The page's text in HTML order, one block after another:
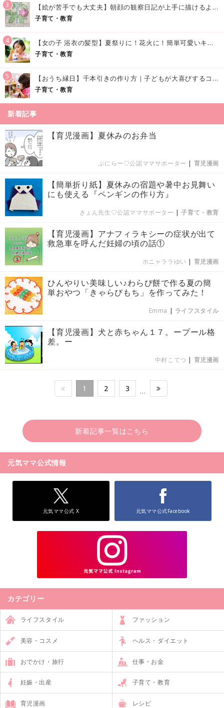
3 【絵が苦手でも大丈夫】朝顔の観察日記が上手に描けるようになる方法｜イラスト付き
子育て・教育
4 【女の子 浴衣の髪型】夏祭りに！花火に！簡単可愛いキッズの浴衣ヘアアレンジまとめ
子育て・教育
5 【おうち縁日】千本引きの作り方｜子どもが大喜びするコツやアイデア♪
子育て・教育
新着記事
【育児漫画】夏休みのお弁当
ぷにらー♡公認ママサポーター | 育児漫画
【簡単折り紙】夏休みの宿題や暑中お見舞い
にも使える『ペンギンの作り方』
きょん先生♡公認ママサポーター |子育て・教育
【育児漫画】アナフィラキシーの症状が出て
救急車を呼んだ妊婦の頃の話①
ホニャララゆい | 育児漫画
ひんやりい美味しい♪わらび餅で作る夏の簡
単おやつ「きゃらびもち」を作ってみた！
Emma | ライフスタイル
【育児漫画】犬と赤ちゃん１７。ープール格
差。ー
中村こてつ | 育児漫画
1 2 3 …
新着記事一覧はこちら
元気ママ公式情報
元気ママ公式 X 元気ママ公式Facebook
カテゴリー
ライフスタイル ファッション
美容・コスメ ヘルス・ダイエット
おでかけ・旅行 仕事・お金
妊娠・出産 子育て・教育
育児漫画 レシピ